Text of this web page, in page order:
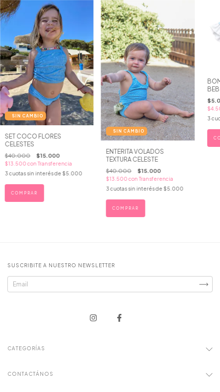
SET COCO FLORES
CELESTES
$40.000 $15.000
$13.500con Transferencia
3 cuotas sin interés de $5.000
COMPRAR
ENTERITA VOLADOS
TEXTURA CELESTE
$40.000 $15.000
$13.500con Transferencia
3 cuotas sin interés de $5.000
COMPRAR
3
SUSCRIBITE A NUESTRO NEWSLETTER
CATEGORÍAS
CONTACTÁNOS